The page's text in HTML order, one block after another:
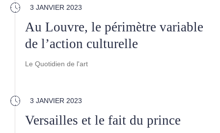
3 JANVIER 2023
Au Louvre, le périmètre variable
de l’action culturelle
Le Quotidien de l'art
3 JANVIER 2023
Versailles et le fait du prince